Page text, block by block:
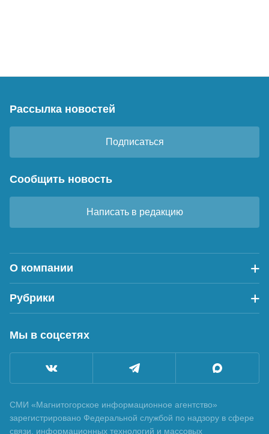
Рассылка новостей
Подписаться
Сообщить новость
Написать в редакцию
О компании
Рубрики
Мы в соцсетях
СМИ «Магнитогорское информационное агентство»
зарегистрировано Федеральной службой по надзору в сфере
связи, информационных технологий и массовых